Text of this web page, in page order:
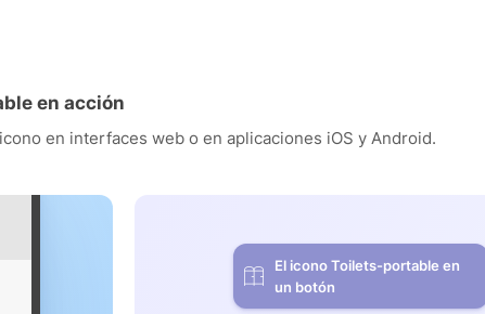
en acción
en interfaces web o en aplicaciones iOS y Android.
El icono Toilets-portable en
un botón